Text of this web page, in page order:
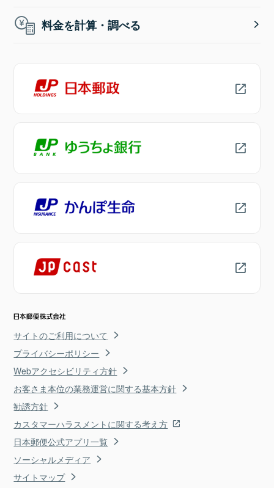
料金を計算・調べる
サイトのご利用について
プライバシーポリシー
Webアクセシビリティ方針
お客さま本位の業務運営に関する基本方針
勧誘方針
カスタマーハラスメントに関する考え方
日本郵便公式アプリ一覧
ソーシャルメディア
サイトマップ